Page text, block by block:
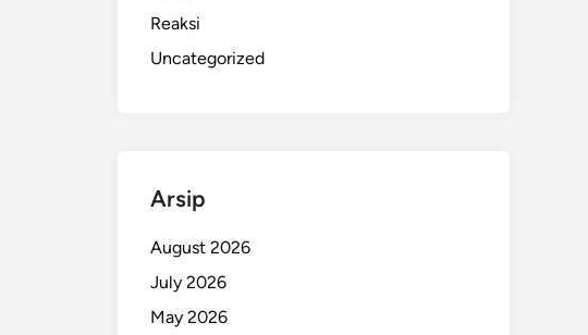
Reaksi
Uncategorized
Arsip
August 2026
July 2026
May 2026